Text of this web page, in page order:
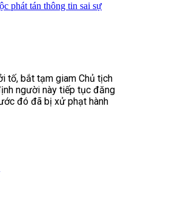
phát tán thông tin sai sự
tố, bắt tạm giam Chủ tịch
người này tiếp tục đăng
đó đã bị xử phạt hành